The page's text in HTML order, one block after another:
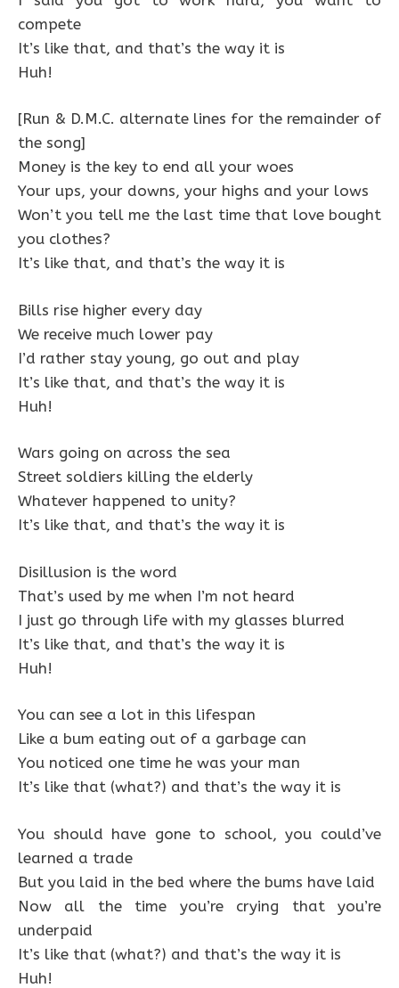
compete
It’s like that, and that’s the way it is
Huh!
[Run & D.M.C. alternate lines for the remainder of
the song]
Money is the key to end all your woes
Your ups, your downs, your highs and your lows
Won’t you tell me the last time that love bought
you clothes?
It’s like that, and that’s the way it is
Bills rise higher every day
We receive much lower pay
I’d rather stay young, go out and play
It’s like that, and that’s the way it is
Huh!
Wars going on across the sea
Street soldiers killing the elderly
Whatever happened to unity?
It’s like that, and that’s the way it is
Disillusion is the word
That’s used by me when I’m not heard
I just go through life with my glasses blurred
It’s like that, and that’s the way it is
Huh!
You can see a lot in this lifespan
Like a bum eating out of a garbage can
You noticed one time he was your man
It’s like that (what?) and that’s the way it is
You should have gone to school, you could’ve
learned a trade
But you laid in the bed where the bums have laid
Now all the time you’re crying that you’re
underpaid
It’s like that (what?) and that’s the way it is
Huh!